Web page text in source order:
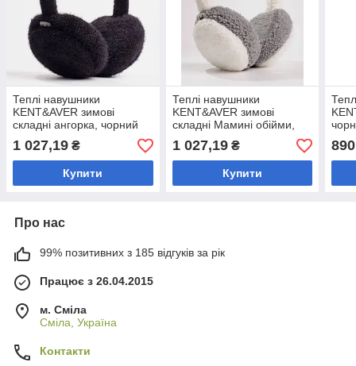
Теплі навушники
KENT&AVER зимові
складні ангорка, чорний
1 027,19 ₴
Купити
Теплі навушники
KENT&AVER зимові
складні Мамині обійми,
сіро-білі
1 027,19₴
Купити
Про нас
99% позитивних з 185 відгуків за рік
Працює з 26.04.2015
м. Сміла
Сміла, Україна
Контакти